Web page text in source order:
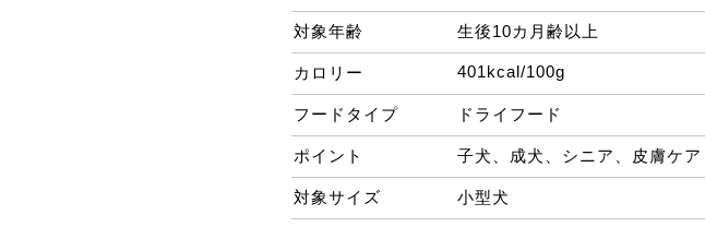
対象年齢 生後10カ月齢以上
カロリー 401kcal/100g
フードタイプ ドライフード
ポイント 子犬、成犬、シニア、皮膚ケア
対象サイズ 小型犬